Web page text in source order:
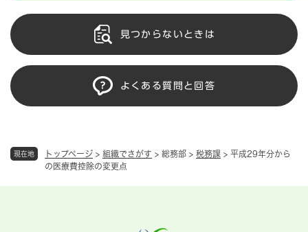
現在地 トップページ > 組織でさがす > 総務部 > 税務課 > 平成29年分から
の医療費控除の変更点
見つからないときは
よくある質問と回答